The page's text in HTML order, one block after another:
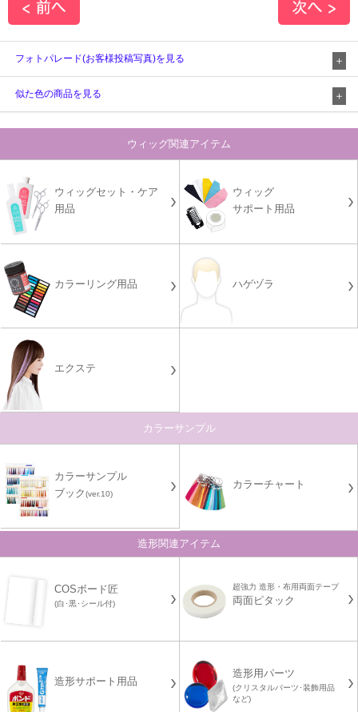
フォトパレード(お客様投稿写真)を見る
似た色の商品を見る
ウィッグ関連アイテム
ウィッグセット・ケア
用品
ウィッグ
サポート用品
カラーリング用品 ハゲヅラ
エクステ
カラーサンプル
カラーサンプル
ブック(ver.10)
カラーチャート
造形関連アイテム
COSボード匠
(白･黒･シール付)
超強力 造形・布用両面テープ
両面ピタック
造形サポート用品
造形用パーツ
(クリスタルパーツ･装飾用品
など)